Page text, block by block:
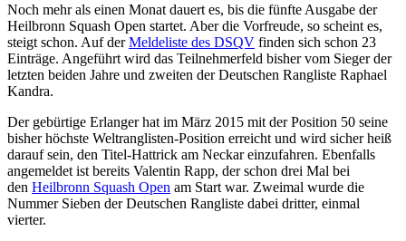
Noch mehr als einen Monat dauert es, bis die fünfte Ausgabe der
Heilbronn Squash Open startet. Aber die Vorfreude, so scheint es,
steigt schon. Auf derMeldeliste des DSQV finden sich schon 23
Einträge. Angeführt wird das Teilnehmerfeld bisher vom Sieger der
letzten beiden Jahre und zweiten der Deutschen Rangliste Raphael
Kandra.
Der gebürtige Erlanger hat im März 2015 mit der Position 50 seine
bisher höchste Weltranglisten-Position erreicht und wird sicher heiß
darauf sein, den Titel-Hattrick am Neckar einzufahren. Ebenfalls
angemeldet ist bereits Valentin Rapp, der schon drei Mal bei
den Heilbronn Squash Open am Start war. Zweimal wurde die
Nummer Sieben der Deutschen Rangliste dabei dritter, einmal
vierter.